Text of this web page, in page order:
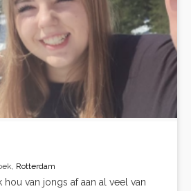
Rotterdam
hou van jongs af aan al veel van